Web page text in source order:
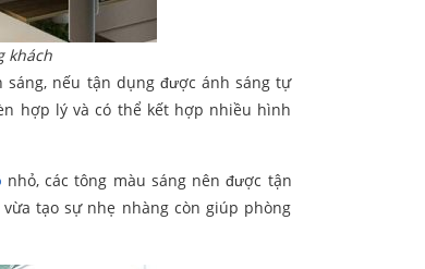
khách
sáng, nếu tận dụng được ánh sáng tự
hợp lý và có thể kết hợp nhiều hình
nhỏ, các tông màu sáng nên được tận
tạo sự nhẹ nhàng còn giúp phòng